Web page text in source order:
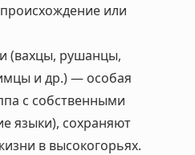
или
(вахцы, рушанцы,
и др.) — особая
с собственными
языки), сохраняют
в высокогорьях.